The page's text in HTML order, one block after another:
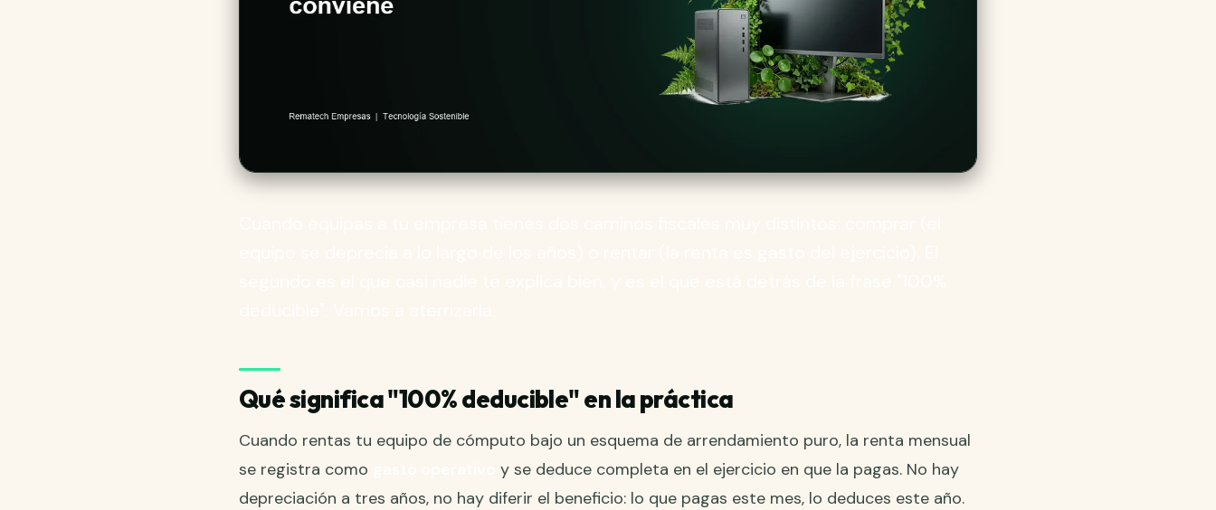
Qué significa "100% deducible" en la práctica
Cuando rentas tu equipo de cómputo bajo un esquema de arrendamiento puro, la renta mensual
se registra como
y se deduce completa en el ejercicio en que la pagas. No hay
depreciación a tres años, no hay diferir el beneficio: lo que pagas este mes, lo deduces este año.